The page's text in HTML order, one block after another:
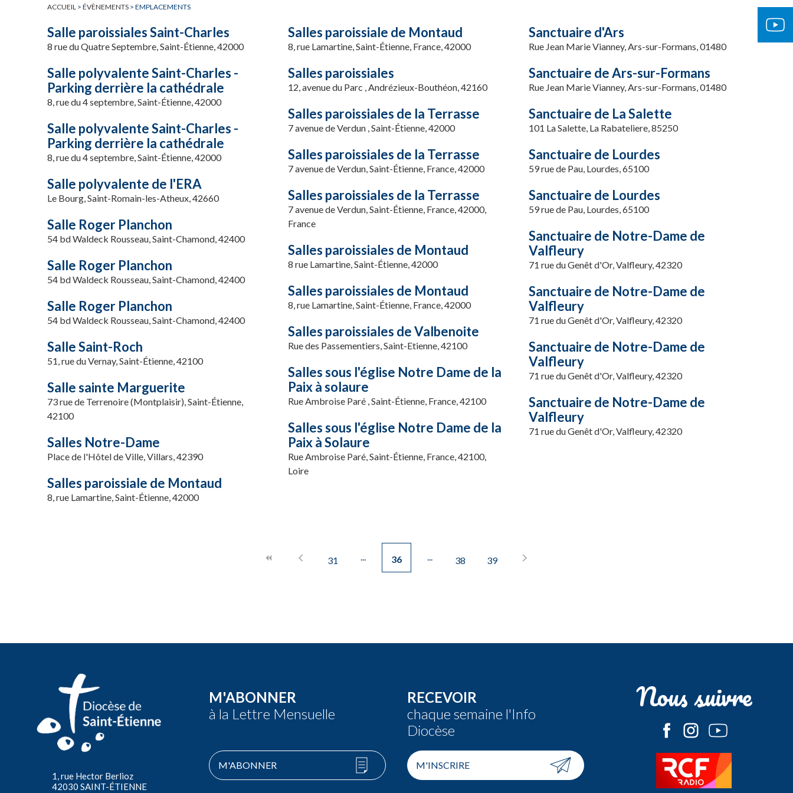
ACCUEIL > ÉVÈNEMENTS > EMPLACEMENTS
Salle paroissiales Saint-Charles
8 rue du Quatre Septembre, Saint-Étienne, 42000
Salle polyvalente Saint-Charles -
Parking derrière la cathédrale
8, rue du 4 septembre, Saint-Étienne, 42000
Salle polyvalente Saint-Charles -
Parking derrière la cathédrale
8, rue du 4 septembre, Saint-Étienne, 42000
Salle polyvalente de l'ERA
Le Bourg, Saint-Romain-les-Atheux, 42660
Salle Roger Planchon
54 bd Waldeck Rousseau, Saint-Chamond, 42400
Salle Roger Planchon
54 bd Waldeck Rousseau, Saint-Chamond, 42400
Salle Roger Planchon
54 bd Waldeck Rousseau, Saint-Chamond, 42400
Salle Saint-Roch
51, rue du Vernay, Saint-Étienne, 42100
Salle sainte Marguerite
73 rue de Terrenoire (Montplaisir), Saint-Étienne,
42100
Salles Notre-Dame
Place de l'Hôtel de Ville, Villars, 42390
Salles paroissiale de Montaud
8, rue Lamartine, Saint-Étienne, 42000
Salles paroissiale de Montaud
8, rue Lamartine, Saint-Étienne, France, 42000
Salles paroissiales
12, avenue du Parc , Andrézieux-Bouthéon, 42160
Salles paroissiales de la Terrasse
7 avenue de Verdun , Saint-Étienne, 42000
Salles paroissiales de la Terrasse
7 avenue de Verdun, Saint-Étienne, France, 42000
Salles paroissiales de la Terrasse
7 avenue de Verdun, Saint-Étienne, France, 42000,
France
Salles paroissiales de Montaud
8 rue Lamartine, Saint-Étienne, 42000
Salles paroissiales de Montaud
8, rue Lamartine, Saint-Étienne, France, 42000
Salles paroissiales de Valbenoite
Rue des Passementiers, Saint-Etienne, 42100
Salles sous l'église Notre Dame de la
Paix à solaure
Rue Ambroise Paré , Saint-Étienne, France, 42100
Salles sous l'église Notre Dame de la
Paix à Solaure
Rue Ambroise Paré, Saint-Étienne, France, 42100,
Loire
Sanctuaire d'Ars
Rue Jean Marie Vianney, Ars-sur-Formans, 01480
Sanctuaire de Ars-sur-Formans
Rue Jean Marie Vianney, Ars-sur-Formans, 01480
Sanctuaire de La Salette
101 La Salette, La Rabateliere, 85250
Sanctuaire de Lourdes
59 rue de Pau, Lourdes, 65100
Sanctuaire de Lourdes
59 rue de Pau, Lourdes, 65100
Sanctuaire de Notre-Dame de
Valfleury
71 rue du Genêt d'Or, Valfleury, 42320
Sanctuaire de Notre-Dame de
Valfleury
71 rue du Genêt d'Or, Valfleury, 42320
Sanctuaire de Notre-Dame de
Valfleury
71 rue du Genêt d'Or, Valfleury, 42320
Sanctuaire de Notre-Dame de
Valfleury
71 rue du Genêt d'Or, Valfleury, 42320
31 36 38 39
1, rue Hector Berlioz
42030 SAINT-ÉTIENNE
M'ABONNER
à la Lettre Mensuelle
M'ABONNER
RECEVOIR
chaque semaine l'Info
Diocèse
M'INSCRIRE
Nous suivre